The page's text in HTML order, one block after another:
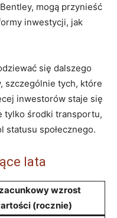
mogą przynieść
inwestycji,​ jak
się dalszego
tych, ‍które
inwestorów‍ staje ⁤się
tylko środki transportu,⁣
‍statusu społecznego.
lata
‍wzrost
(rocznie)